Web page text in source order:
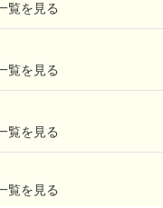
覧を見る
覧を見る
覧を見る
覧を見る